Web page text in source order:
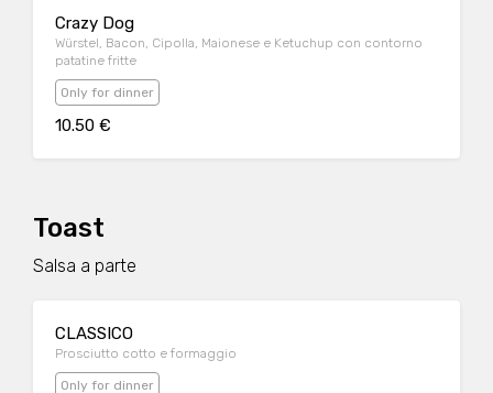
Crazy Dog
Würstel, Bacon, Cipolla, Maionese e Ketuchup con contorno
patatine fritte
Only for dinner
10.50 €
Toast
Salsa a parte
CLASSICO
Prosciutto cotto e formaggio
Only for dinner